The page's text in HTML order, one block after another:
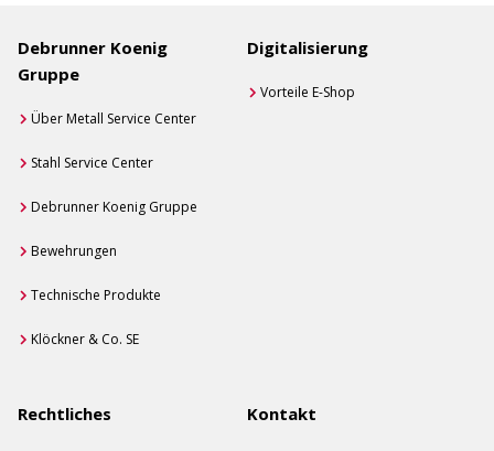
Debrunner Koenig
Gruppe
Über Metall Service Center
Stahl Service Center
Debrunner Koenig Gruppe
Bewehrungen
Technische Produkte
Klöckner & Co. SE
Digitalisierung
Vorteile E-Shop
Rechtliches Kontakt